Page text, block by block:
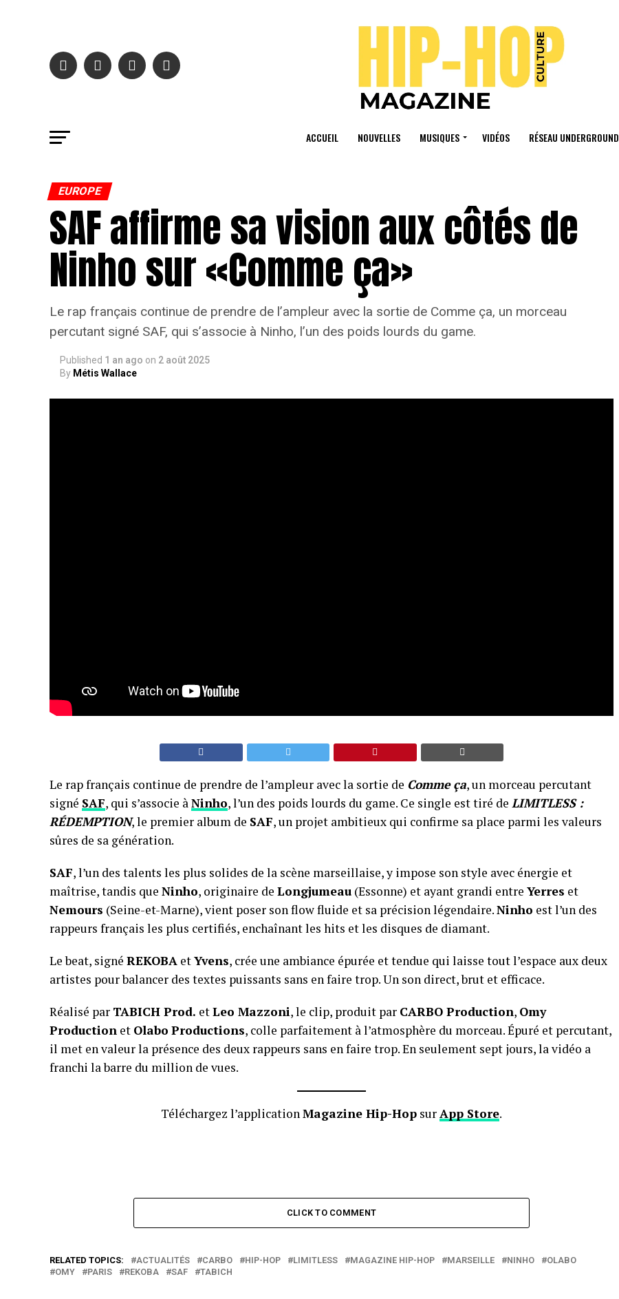
ACCUEIL NOUVELLES MUSIQUES VIDÉOS RÉSEAU UNDERGROUND
EUROPE
SAF affirme sa vision aux côtés de
Ninho sur «Comme ça»
Le rap français continue de prendre de l’ampleur avec la sortie de Comme ça, un morceau
percutant signé SAF, qui s’associe à Ninho, l’un des poids lourds du game.
Published 1 an ago on 2 août 2025
By Métis Wallace
Le rap français continue de prendre de l’ampleur avec la sortie de Comme ça, un morceau percutant
signé SAF, qui s’associe àNinho, l’un des poids lourds du game. Ce single est tiré de LIMITLESS :
RÉDEMPTION, le premier album de SAF, un projet ambitieux qui confirme sa place parmi les valeurs
sûres de sa génération.
SAF, l’un des talents les plus solides de la scène marseillaise, y impose son style avec énergie et
maîtrise, tandis que Ninho, originaire de Longjumeau (Essonne) et ayant grandi entre Yerres et
Nemours (Seine-et-Marne), vient poser son flow fluide et sa précision légendaire.Ninho est l’un des
rappeurs français les plus certifiés, enchaînant les hits et les disques de diamant.
Le beat, signé REKOBA etYvens, crée une ambiance épurée et tendue qui laisse tout l’espace aux deux
artistes pour balancer des textes puissants sans en faire trop. Un son direct, brut et efficace.
Réalisé par TABICH Prod. etLeo Mazzoni, le clip, produit par CARBO Production, Omy
Production et Olabo Productions, colle parfaitement à l’atmosphère du morceau. Épuré et percutant,
il met en valeur la présence des deux rappeurs sans en faire trop. En seulement sept jours, la vidéo a
franchi la barre du million de vues.
Téléchargez l’applicationMagazine Hip-Hop surApp Store.
CLICK TO COMMENT
RELATED TOPICS: ACTUALITÉS CARBO HIP-HOP LIMITLESS MAGAZINE HIP-HOP MARSEILLE NINHO
OLABO
OMY
PARIS REKOBA SAF TABICH